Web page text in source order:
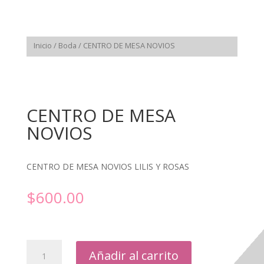
Inicio / Boda / CENTRO DE MESA NOVIOS
CENTRO DE MESA
NOVIOS
CENTRO DE MESA NOVIOS LILIS Y ROSAS
$600.00
Añadir al carrito